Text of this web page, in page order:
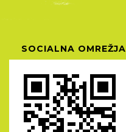
SOCIALNA OMREŽJA